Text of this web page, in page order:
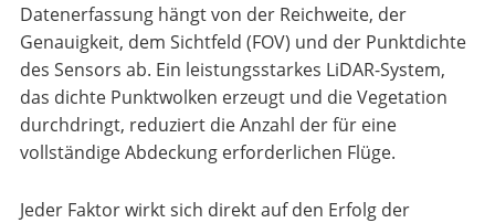
Datenerfassung hängt von der Reichweite, der
Genauigkeit, dem Sichtfeld (FOV) und der Punktdichte
des Sensors ab. Ein leistungsstarkes LiDAR-System,
das dichte Punktwolken erzeugt und die Vegetation
durchdringt, reduziert die Anzahl der für eine
vollständige Abdeckung erforderlichen Flüge.
Jeder Faktor wirkt sich direkt auf den Erfolg der